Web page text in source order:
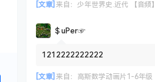
[文章] 来自： 少年世界史.近代 【音频】
＄uΡer☞
1212222222222
[文章] 来自： 高斯数学动画片1-6年级